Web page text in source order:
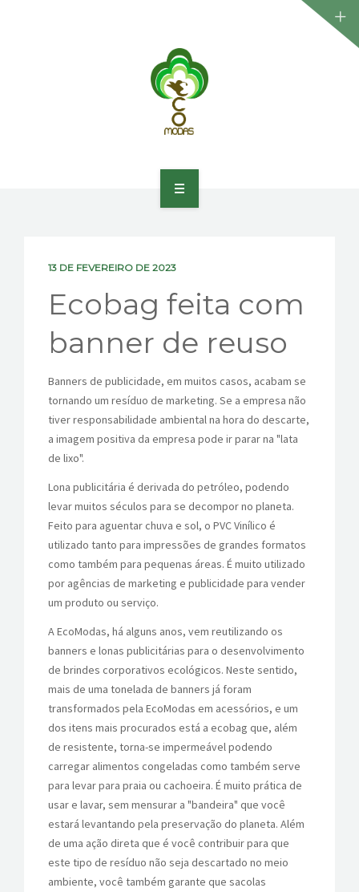
BLOG
CONTATOS
13 DE FEVEREIRO DE 2023
Ecobag feita com
banner de reuso
Banners de publicidade, em muitos casos, acabam se
tornando um resíduo de marketing. Se a empresa não
tiver responsabilidade ambiental na hora do descarte,
a imagem positiva da empresa pode ir parar na "lata
de lixo".
Lona publicitária é derivada do petróleo, podendo
levar muitos séculos para se decompor no planeta.
Feito para aguentar chuva e sol, o PVC Vinílico é
utilizado tanto para impressões de grandes formatos
como também para pequenas áreas. É muito utilizado
por agências de marketing e publicidade para vender
um produto ou serviço.
A EcoModas, há alguns anos, vem reutilizando os
banners e lonas publicitárias para o desenvolvimento
de brindes corporativos ecológicos. Neste sentido,
mais de uma tonelada de banners já foram
transformados pela EcoModas em acessórios, e um
dos itens mais procurados está a ecobag que, além
de resistente, torna-se impermeável podendo
carregar alimentos congeladas como também serve
para levar para praia ou cachoeira. É muito prática de
usar e lavar, sem mensurar a "bandeira" que você
estará levantando pela preservação do planeta. Além
de uma ação direta que é você contribuir para que
este tipo de resíduo não seja descartado no meio
ambiente, você também garante que sacolas